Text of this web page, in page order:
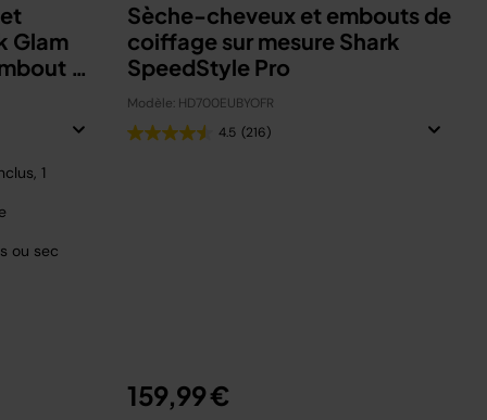
Glam
au
1
ou sec
Sèche-cheveux et embouts de
coiffage sur mesure Shark
SpeedStyle Pro
Modèle: HD700EUBYOFR
4.5 (216)
159,99 €